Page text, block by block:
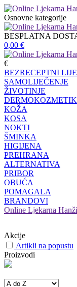
Osnovne kategorije
BESPLATNA
0,00 €
€
BEZRECEPTNI
SAMOLIJEČENJE
ŽIVOTINJE
KOŽA
KOSA
NOKTI
ŠMINKA
HIGIJENA
PREHRANA
ALTERNATIVA
PRIBOR
OBUĆA
POMAGALA
BRANDOVI
Online Ljekarna
Akcije
Artikli na popustu
Proizvodi